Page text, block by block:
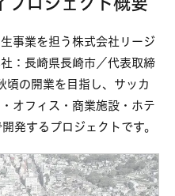
事業を担う株式会社リージ
：長崎県長崎市／代表取締
頃の開業を目指し、サッカ
オフィス・商業施設・ホテ
発するプロジェクトです。